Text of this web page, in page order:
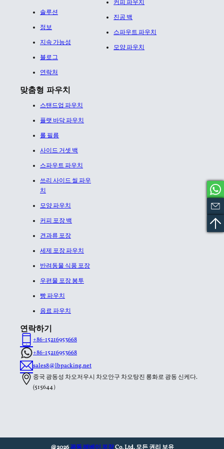
솔루션
정보
지속 가능성
블로그
연락처
커피 파우치
진공 백
스파우트 파우치
모양 파우치
맞춤형 파우치
스탠드업 파우치
플랫 바닥 파우치
롤 필름
사이드 거셋 백
스파우트 파우치
쓰리 사이드 씰 파우
치
모양 파우치
커피 포장 백
견과류 포장
세제 포장 파우치
반려동물 식품 포장
우편물 포장 봉투
빵 파우치
음료 파우치
연락하기
+86-15216953668
+86-15216953668
sales8@lbpacking.net
중국 광동성 차오저우시 차오안구 차오탕진 롱화로 광동 신케다.
(515644）